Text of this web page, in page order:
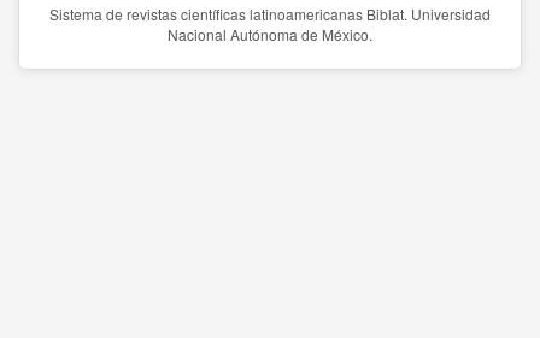
Sistema de revistas científicas latinoamericanas Biblat. Universidad
Nacional Autónoma de México.